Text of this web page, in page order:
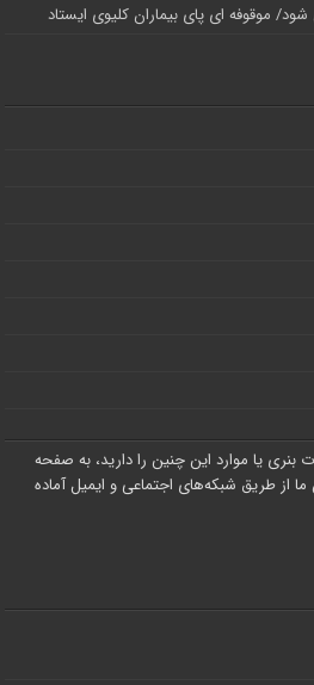
موقوفه ای پای بیماران کلیوی ایستاد
بنری یا موارد این چنین را دارید، به صفحه
ما از طریق شبکه‌های اجتماعی و ایمیل آماده